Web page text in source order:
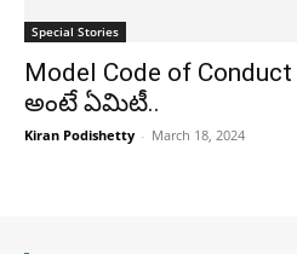
Special Stories
Model Code of
అంటే ఏమిటీ..
Kiran Podishetty - March 18, 2024